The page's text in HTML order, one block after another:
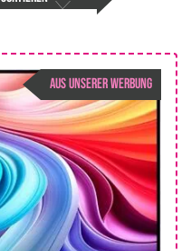
AUS UNSERER WERBUNG